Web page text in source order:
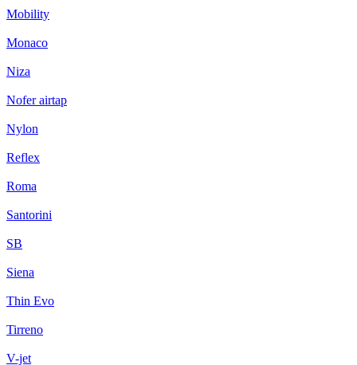
Mobility
Monaco
Niza
Nofer airtap
Nylon
Reflex
Roma
Santorini
SB
Siena
Thin Evo
Tirreno
V-jet